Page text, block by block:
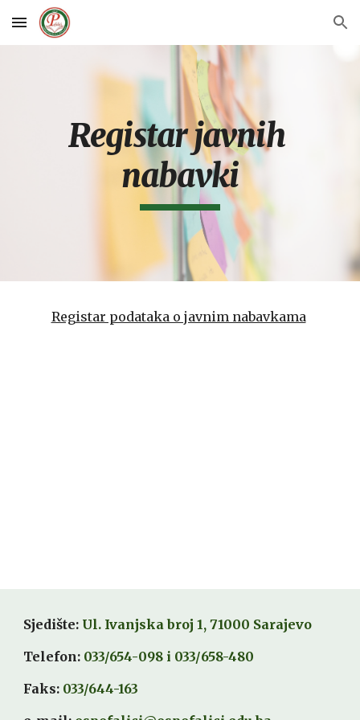
Skip to main content Skip to navigation
Registar javnih
nabavki
Registar podataka o javnim nabavkama
Sjedište: Ul. Ivanjska broj 1, 71000 Sarajevo
Telefon: 033/654-098 i 033/658-480
Faks: 033/644-163